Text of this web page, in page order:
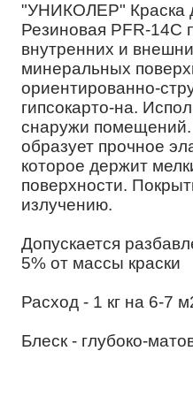
"УНИКОЛЕР" Краска
Резиновая PFR-14С
внутренних и
минеральных
ориентированно-
гипсокарто-на.
снаружи
образует прочное
которое держит
поверхности.
излучению.
Допускается
5% от массы краски
Расход - 1 кг на 6-7
Блеск - глубоко-